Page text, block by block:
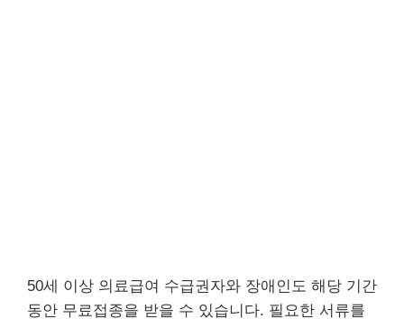
50세 이상 의료급여 수급권자와 장애인도 해당 기간
동안 무료접종을 받을 수 있습니다. 필요한 서류를